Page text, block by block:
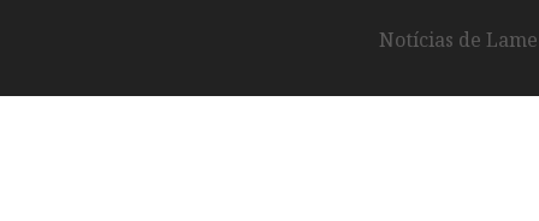
Notícias de